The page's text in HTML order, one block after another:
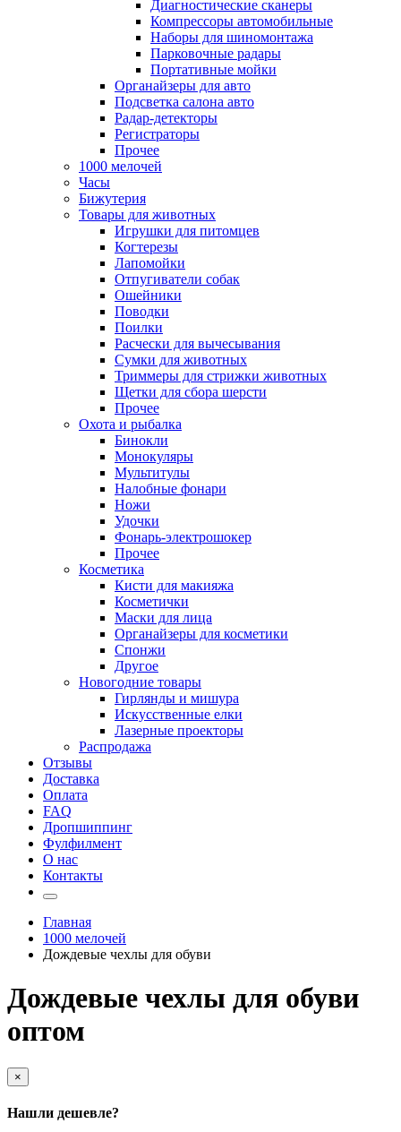
Диагностические сканеры
Компрессоры автомобильные
Наборы для шиномонтажа
Парковочные радары
Портативные мойки
Органайзеры для авто
Подсветка салона авто
Радар-детекторы
Регистраторы
Прочее
1000 мелочей
Часы
Бижутерия
Товары для животных
Игрушки для питомцев
Когтерезы
Лапомойки
Отпугиватели собак
Ошейники
Поводки
Поилки
Расчески для вычесывания
Сумки для животных
Триммеры для стрижки животных
Щетки для сбора шерсти
Прочее
Охота и рыбалка
Бинокли
Монокуляры
Мультитулы
Налобные фонари
Ножи
Удочки
Фонарь-электрошокер
Прочее
Косметика
Кисти для макияжа
Косметички
Маски для лица
Органайзеры для косметики
Спонжи
Другое
Новогодние товары
Гирлянды и мишура
Искусственные елки
Лазерные проекторы
Распродажа
Отзывы
Доставка
Оплата
FAQ
Дропшиппинг
Фулфилмент
О нас
Контакты
Главная
1000 мелочей
Дождевые чехлы для обуви
Дождевые чехлы для обуви
оптом
×
Нашли дешевле?